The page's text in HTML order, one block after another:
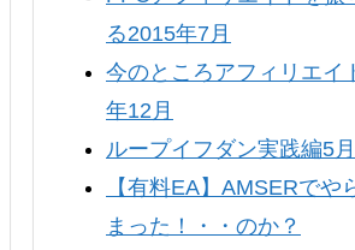
る2015年7月
今のところアフィリエイ
年12月
ループイフダン実践編5
【有料EA】AMSERでや
まった！・・のか？